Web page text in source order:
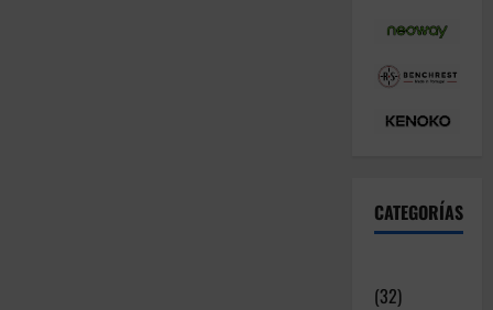
CATEGORÍAS
(32)